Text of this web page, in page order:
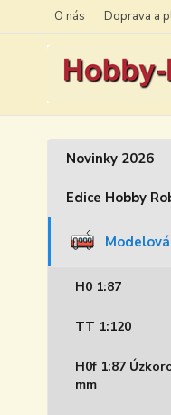
O nás Doprava a
Novinky 2026
Edice Hobby
H0 1:87
TT 1:120
H0f 1:87
mm